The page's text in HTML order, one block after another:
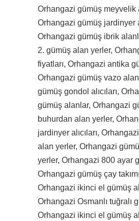
Orhangazi gümüş meyvelik
Orhangazi gümüş jardinyer
Orhangazi gümüş ibrik
2. gümüş alan yerler,
fiyatları, Orhangazi antika
Orhangazi gümüş vazo
gümüş gondol alıcıları,
gümüş alanlar, Orhangazi
buhurdan alan yerler,
jardinyer alıcıları,
alan yerler, Orhangazi
yerler, Orhangazi 800 ayar
Orhangazi gümüş çay takımı
Orhangazi ikinci el gümüş
Orhangazi Osmanlı tuğralı
Orhangazi ikinci el gümüş